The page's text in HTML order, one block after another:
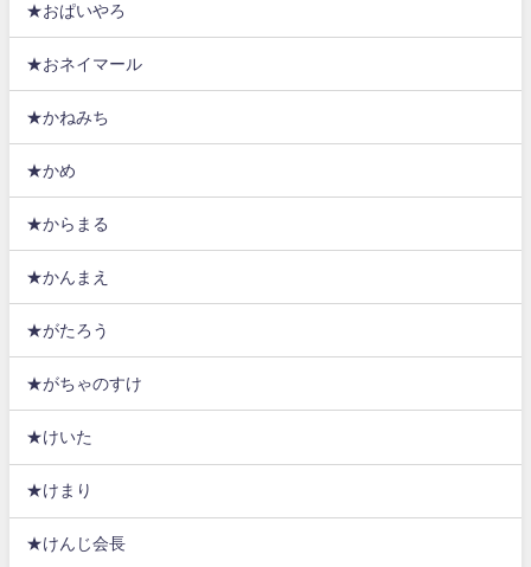
★おぱいやろ
★おネイマール
★かねみち
★かめ
★からまる
★かんまえ
★がたろう
★がちゃのすけ
★けいた
★けまり
★けんじ会長